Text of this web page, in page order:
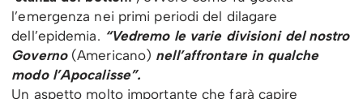
l’emergenza nei primi periodi del dilagare
dell’epidemia. “Vedremo le varie divisioni del nostro
Governo (Americano) nell’affrontare in qualche
modo l’Apocalisse”.
Un aspetto molto importante che farà capire